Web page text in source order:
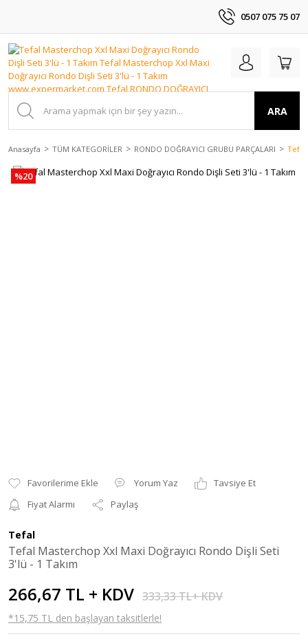
0507 075 75 07
ARA
Anasayfa TÜM KATEGORİLER RONDO DOĞRAYICI GRUBU PARÇALARI Tefal
%20
Yorum Yaz
Tavsiye Et
Fiyat Alarmı
Paylaş
Tefal
Tefal Masterchop Xxl Maxi Doğrayıcı Rondo Dişli Seti
3'lü - 1 Takım
266,67 TL + KDV 333,33 TL+ KDV
*15,75 TL den başlayan taksitlerle!